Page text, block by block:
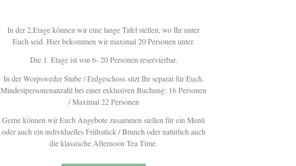
In der 2.Etage können wir eine lange Tafel stellen, wo Ihr unter
Euch seid. Hier bekommen wir maximal 20 Personen unter.
Die 1. Etage ist von 6- 20 Personen reservierbar.
In der Worpsweder Stube / Erdgeschoss sitzt Ihr separat für Euch.
Mindestpersonenanzahl bei einer exklusiven Buchung: 16 Personen
/ Maximal 22 Personen
Gerne können wir Euch Angebote zusammen stellen für ein Menü
oder auch ein individuelles Frühstück / Brunch oder natürlich auch
die klassische Afternoon Tea Time.